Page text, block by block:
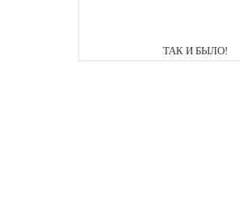
ТАК И БЫЛО!